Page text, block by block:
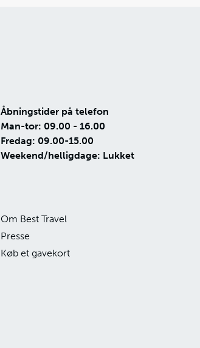
Åbningstider på telefon
Man-tor: 09.00 - 16.00
Fredag: 09.00-15.00
Weekend/helligdage: Lukket
Om Best Travel
Presse
Køb et gavekort